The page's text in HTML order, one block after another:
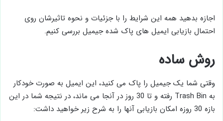
اجازه بدهید همه این شرایط را با جزئیات و نحوه تاثیرشان روی
احتمال بازیابی ایمیل های پاک شده جیمیل بررسی کنیم.
روش ساده
وقتی شما یک جیمیل را پاک می کنید، این ایمیل به صورت خودکار
به Trash Bin رفته و تا 30 روز در آنجا می ماند، در نتیجه شما در این
بازه 30 روزه امکان بازیابی آنها را به شرح زیر خواهید داشت: